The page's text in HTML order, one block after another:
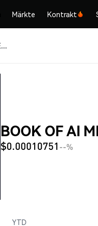
Märkte Kontrakt
BOAM (BOOK OF AI MEOW)
BOOK OF AI
$0.00010751--%
YTD